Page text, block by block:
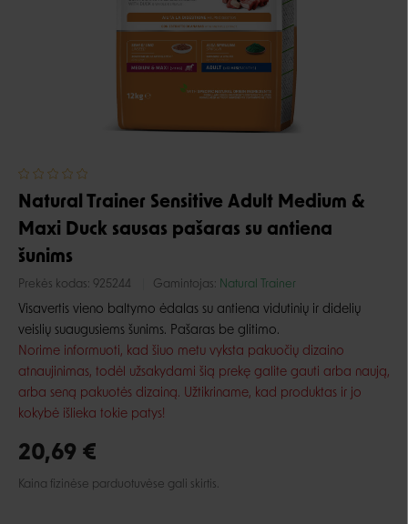
Natural Trainer Sensitive Adult Medium &
Maxi Duck sausas pašaras su antiena
šunims
Prekės kodas: 925244 Gamintojas: Natural Trainer
Visavertis vieno baltymo ėdalas su antiena vidutinių ir didelių
veislių suaugusiems šunims. Pašaras be glitimo.
Norime informuoti, kad šiuo metu vyksta pakuočių dizaino
atnaujinimas, todėl užsakydami šią prekę galite gauti arba naują,
arba seną pakuotės dizainą. Užtikriname, kad produktas ir jo
kokybė išlieka tokie patys!
20,69 €
Kaina fizinėse parduotuvėse gali skirtis.